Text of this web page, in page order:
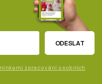
ODESLAT
zpracování osobních